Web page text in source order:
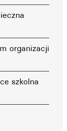
organizacji
szkolna